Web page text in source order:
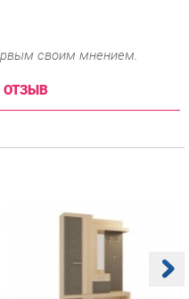
Купить
Прихожая Мебельсон
Алекс PR-0028 Дуб